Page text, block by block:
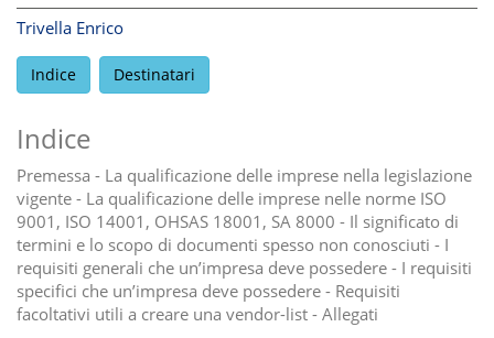
Trivella Enrico
Indice Destinatari
Indice
Premessa - La qualificazione delle imprese nella legislazione
vigente - La qualificazione delle imprese nelle norme ISO
9001, ISO 14001, OHSAS 18001, SA 8000 - Il significato di
termini e lo scopo di documenti spesso non conosciuti - I
requisiti generali che un’impresa deve possedere - I requisiti
specifici che un’impresa deve possedere - Requisiti
facoltativi utili a creare una vendor-list - Allegati